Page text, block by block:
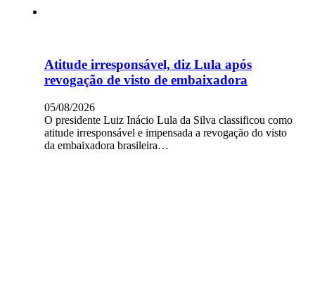
Atitude irresponsável, diz Lula após
revogação de visto de embaixadora
05/08/2026
O presidente Luiz Inácio Lula da Silva classificou como
atitude irresponsável e impensada a revogação do visto
da embaixadora brasileira…